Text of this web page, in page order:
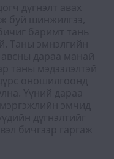
дүгнэлт авах
буй шинжилгээ,
баримт тань
Таны эмнэлгийн
дараа манай
таны мэдээлэлтэй
оношилгоонд
Үүний дараа
эмчид
дүгнэлтийг
бичгээр гаргаж